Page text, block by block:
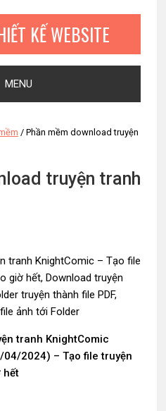
KẾ WEBSITE
MENU
/Phần mềm download truyện
truyện tranh
tranh KnightComic – Tạo file
giờ hết, Download truyện
truyện thành file PDF,
ảnh tới Folder
tranh KnightComic
04/2024) – Tạo file truyện
hết